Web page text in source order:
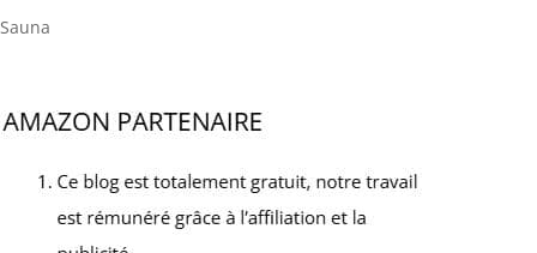
Sauna